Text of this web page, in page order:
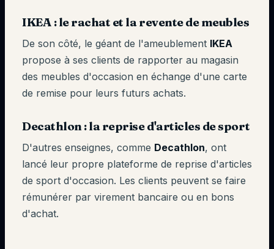
IKEA : le rachat et la revente de meubles
De son côté, le géant de l'ameublement IKEA
propose à ses clients de rapporter au magasin
des meubles d'occasion en échange d'une carte
de remise pour leurs futurs achats.
Decathlon : la reprise d'articles de sport
D'autres enseignes, comme Decathlon, ont
lancé leur propre plateforme de reprise d'articles
de sport d'occasion. Les clients peuvent se faire
rémunérer par virement bancaire ou en bons
d'achat.